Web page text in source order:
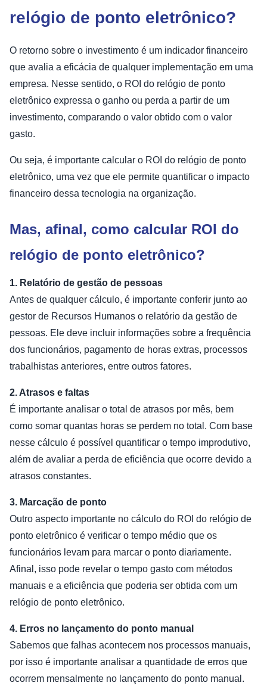
relógio de ponto eletrônico?
O retorno sobre o investimento é um indicador financeiro
que avalia a eficácia de qualquer implementação em uma
empresa. Nesse sentido, o ROI do relógio de ponto
eletrônico expressa o ganho ou perda a partir de um
investimento, comparando o valor obtido com o valor
gasto.
Ou seja, é importante calcular o ROI do relógio de ponto
eletrônico, uma vez que ele permite quantificar o impacto
financeiro dessa tecnologia na organização.
Mas, afinal, como calcular ROI do
relógio de ponto eletrônico?
1. Relatório de gestão de pessoas
Antes de qualquer cálculo, é importante conferir junto ao
gestor de Recursos Humanos o relatório da gestão de
pessoas. Ele deve incluir informações sobre a frequência
dos funcionários, pagamento de horas extras, processos
trabalhistas anteriores, entre outros fatores.
2. Atrasos e faltas
É importante analisar o total de atrasos por mês, bem
como somar quantas horas se perdem no total. Com base
nesse cálculo é possível quantificar o tempo improdutivo,
além de avaliar a perda de eficiência que ocorre devido a
atrasos constantes.
3. Marcação de ponto
Outro aspecto importante no cálculo do ROI do relógio de
ponto eletrônico é verificar o tempo médio que os
funcionários levam para marcar o ponto diariamente.
Afinal, isso pode revelar o tempo gasto com métodos
manuais e a eficiência que poderia ser obtida com um
relógio de ponto eletrônico.
4. Erros no lançamento do ponto manual
Sabemos que falhas acontecem nos processos manuais,
por isso é importante analisar a quantidade de erros que
ocorrem mensalmente no lançamento do ponto manual.